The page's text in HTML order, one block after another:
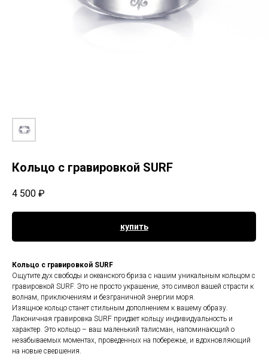
Кольцо с гравировкой SURF
4 500 ₽
купить
Кольцо с гравировкой SURF
Ощутите дух свободы и океанского бриза с нашим уникальным кольцом с
гравировкой SURF. Это не просто украшение, это символ вашей страсти к
волнам, приключениям и безграничной энергии моря.
Изящное кольцо станет стильным дополнением к вашему образу.
Лаконичная гравировка SURF придает кольцу индивидуальность и
характер. Это кольцо – ваш маленький талисман, напоминающий о
незабываемых моментах, проведенных на побережье, и вдохновляющий
на новые свершения.